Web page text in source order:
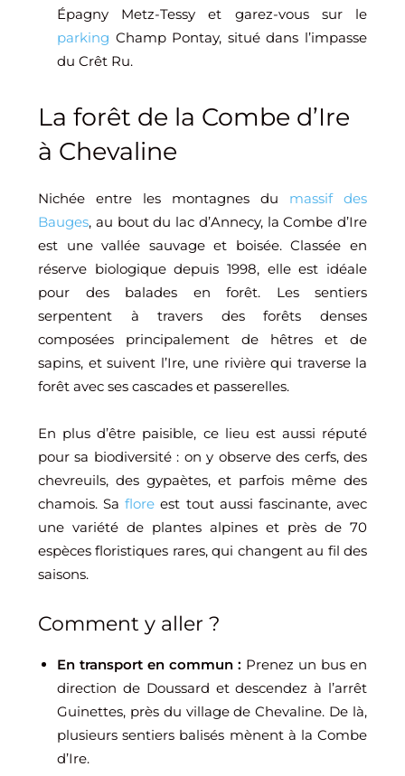
Épagny Metz-Tessy et garez-vous sur le
parking Champ Pontay, situé dans l’impasse
du Crêt Ru.
La forêt de la Combe d’Ire
à Chevaline
Nichée entre les montagnes du massif des
Bauges, au bout du lac d’Annecy, la Combe d’Ire
est une vallée sauvage et boisée. Classée en
réserve biologique depuis 1998, elle est idéale
pour des balades en forêt. Les sentiers
serpentent à travers des forêts denses
composées principalement de hêtres et de
sapins, et suivent l’Ire, une rivière qui traverse la
forêt avec ses cascades et passerelles.
En plus d’être paisible, ce lieu est aussi réputé
pour sa biodiversité : on y observe des cerfs, des
chevreuils, des gypaètes, et parfois même des
chamois. Saflore est tout aussi fascinante, avec
une variété de plantes alpines et près de 70
espèces floristiques rares, qui changent au fil des
saisons.
Comment y aller ?
En transport en commun : Prenez un bus en
direction de Doussard et descendez à l’arrêt
Guinettes, près du village de Chevaline. De là,
plusieurs sentiers balisés mènent à la Combe
d’Ire.